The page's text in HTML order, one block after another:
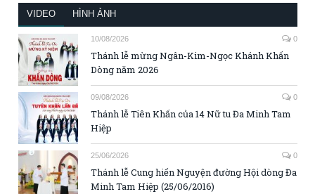
VIDEO HÌNH ẢNH
10/08/2026 0
Thánh lễ mừng Ngân-Kim-Ngọc Khánh Khấn
Dòng năm 2026
09/08/2026 0
Thánh lễ Tiên Khấn của 14 Nữ tu Đa Minh Tam
Hiệp
25/06/2026 0
Thánh lễ Cung hiến Nguyện đường Hội dòng Đa
Minh Tam Hiệp (25/06/2016)